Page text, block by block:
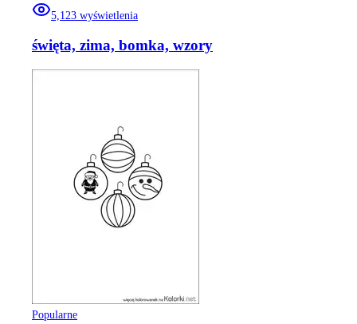
5,123 wyświetlenia
święta, zima, bomka, wzory
Popularne